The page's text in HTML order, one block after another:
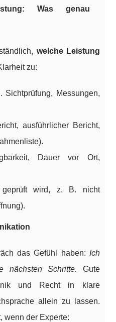
Was genau
welche Leistung
zu:
Sichtprüfung, Messungen,
ausführlicher Bericht,
Dauer vor Ort,
wird, z. B. nicht
das Gefühl haben: Ich
nächsten Schritte. Gute
und Recht in klare
allein zu lassen.
wenn der Experte: